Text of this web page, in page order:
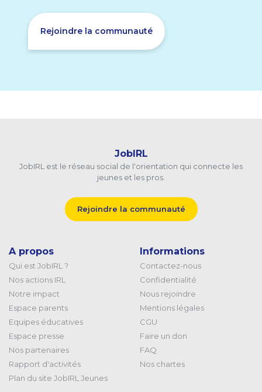
Rejoindre la communauté
JobIRL
JobIRL est le réseau social de l'orientation qui connecte les
jeunes et les pros.
Rejoindre la communauté
A propos
Qui est JobIRL ?
Nos actions IRL
Notre impact
Espace parents
Equipes éducatives
Espace presse
Nos partenaires
Rapport d'activités
Plan du site JobIRL Jeunes
Informations
Contactez-nous
Confidentialité
Nous rejoindre
Mentions légales
CGU
Faire un don
FAQ
Nos chartes